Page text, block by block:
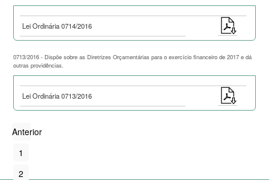
Lei Ordinária 0714/2016
0713/2016 - Dispõe sobre as Diretrizes Orçamentárias para o exercício financeiro de 2017 e dá
outras providências.
Lei Ordinária 0713/2016
Anterior
1
2